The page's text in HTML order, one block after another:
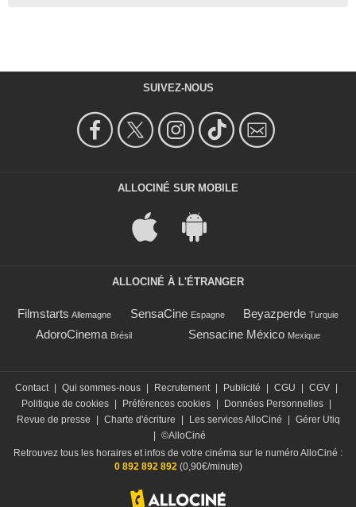
SUIVEZ-NOUS
ALLOCINÉ SUR MOBILE
ALLOCINÉ À L'ÉTRANGER
Filmstarts Allemagne SensaCine Espagne Beyazperde Turquie
AdoroCinema Brésil Sensacine México Mexique
Contact | Qui sommes-nous | Recrutement | Publicité | CGU | CGV |
Politique de cookies | Préférences cookies | Données Personnelles |
Revue de presse
| Charte d'écriture | Les services AlloCiné | Gérer Utiq
| ©AlloCiné
Retrouvez tous les horaires et infos de votre cinéma sur le numéro AlloCiné :
0 892 892 892 (0,90€/minute)